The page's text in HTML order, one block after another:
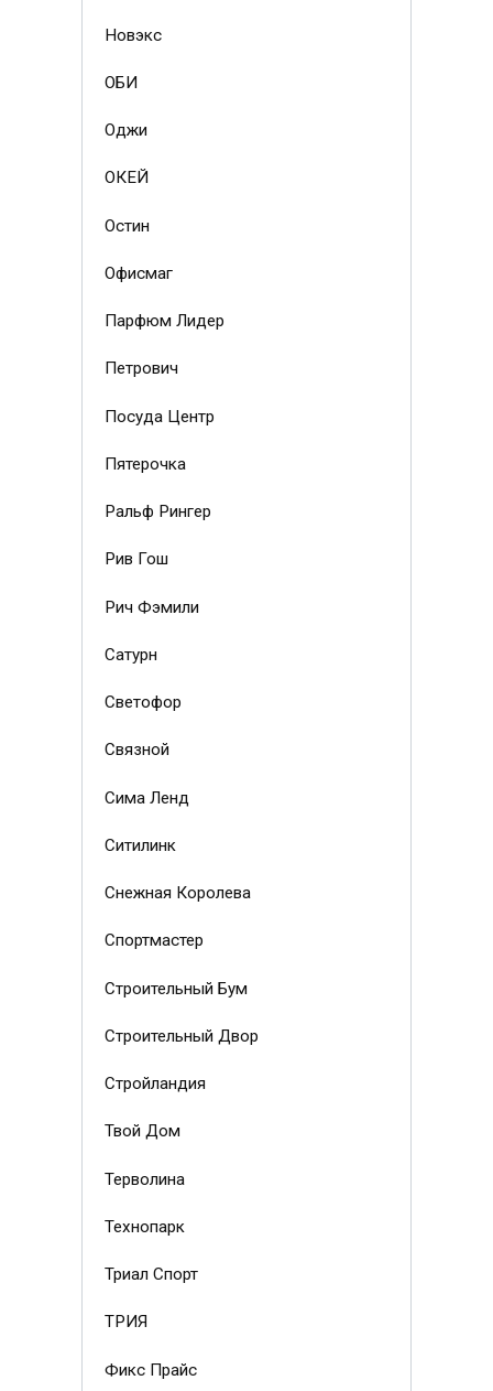
Новэкс
ОБИ
Оджи
ОКЕЙ
Остин
Офисмаг
Парфюм Лидер
Петрович
Посуда Центр
Пятерочка
Ральф Рингер
Рив Гош
Рич Фэмили
Сатурн
Светофор
Связной
Сима Ленд
Ситилинк
Снежная Королева
Спортмастер
Строительный Бум
Строительный Двор
Стройландия
Твой Дом
Терволина
Технопарк
Триал Спорт
ТРИЯ
Фикс Прайс